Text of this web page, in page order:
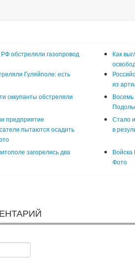
обстреляли газопровод
Как
Гуляйполе: есть
из
оккупанты обстреляли
Восемь
предприятие
пытаются осадить
Стало
в
загорелись два
Фото